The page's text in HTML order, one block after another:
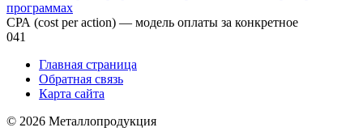
программах
СРА (cost per action) — модель оплаты за конкретное
041
Главная страница
Обратная связь
Карта сайта
© 2026 Металлопродукция